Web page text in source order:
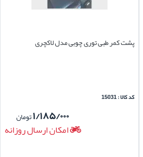
پشت کمر طبی توری چوبی مدل لاکچری
کد کالا : 15031
۱/۱۸۵/۰۰۰تومان
امکان ارسال روزانه